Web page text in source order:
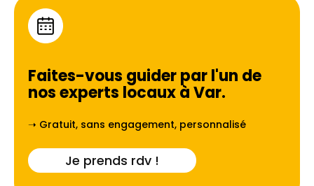
Faites-vous guider par l'un de
nos experts locaux àVar.
➝ Gratuit, sans engagement, personnalisé
Je prends rdv !